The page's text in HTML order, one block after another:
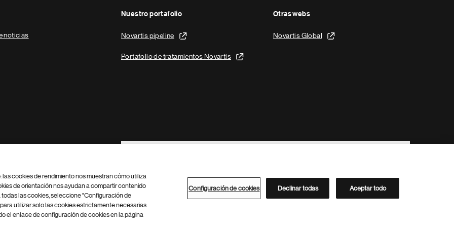
noticias
Nuestro portafolio
Novartis pipeline
Portafolio de tratamientos Novartis
Otras webs
Novartis Global
Footer Site Search
Configuración de cookies Mapa del sitio
Directorio de Novartis
cookies de rendimiento nos muestran cómo utiliza
de orientación nos ayudan a compartir contenido
las cookies, seleccione "Configuración de
utilizar solo las cookies estrictamente necesarias.
el enlace de configuración de cookies en la página
Configuración de cookies Declinar todas Aceptar todo